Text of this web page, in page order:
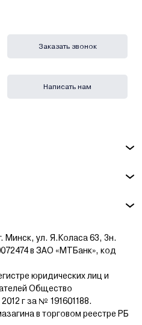
Минск, ул. Я.Коласа 63, 3н.
в ЗАО «МТБанк», код
юридических лиц и
Общество
г за № 191601188.
в торговом реестре РБ
Заказать звонок
Написать нам